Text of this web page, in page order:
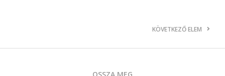
KÖVETKEZŐ ELEM